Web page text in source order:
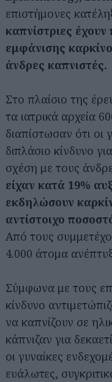
επιστήμονες
καπνίστριες
εμφάνισης
άνδρες καπνιστές.
Στο πλαίσιο της
τα ιατρικά αρχεία
διαπίστωσαν ότι οι
διπλάσιο κίνδυνο
σχέση με τους
είχαν κατά 19%
εκδηλώσουν
αντίστοιχο
Από τους
4.000 άτομα
Σύμφωνα με τους
κίνδυνο
να καπνίζουν σε
κάπνιζαν για
οι γυναίκες
ευάλωτες,